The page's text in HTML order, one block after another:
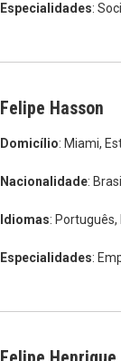
Especialidades:
Felipe Hasson
Domicílio: Miami,
Nacionalidade:
Idiomas: Português,
Especialidades: